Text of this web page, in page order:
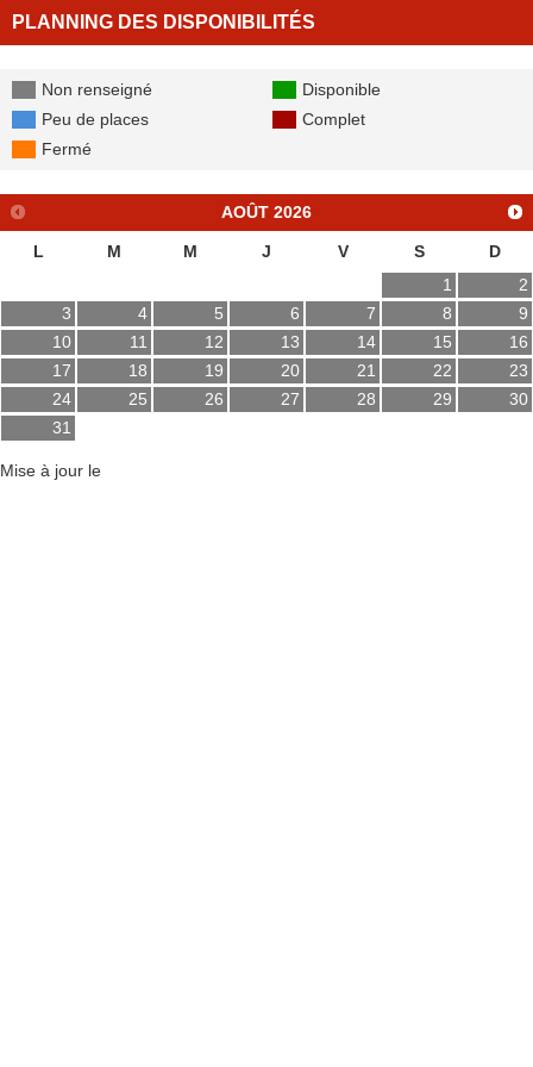
PLANNING DES DISPONIBILITÉS
Non renseigné
Disponible
Peu de places
Complet
Fermé
AOÛT 2026
L M M J V S
D
1
2
3
4 5 6 7 8
9
10
11 12 13 14 15
16
17
18 19 20 21 22
23
24
25 26 27 28 29
30
31
Mise à jour le